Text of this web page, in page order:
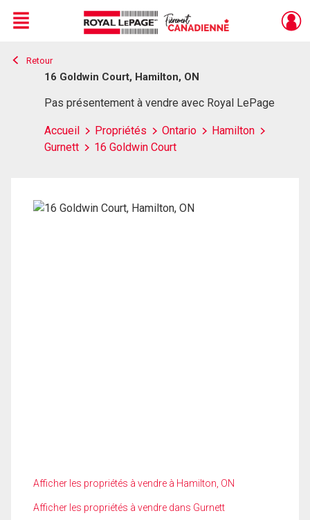
Live
En Direct
Menu
Retour
16 Goldwin Court, Hamilton, ON
Pas présentement à vendre avec Royal LePage
Accueil Propriétés Ontario
Hamilton
Gurnett
16 Goldwin Court
Afficher les propriétés à vendre à Hamilton, ON
Afficher les propriétés à vendre dans Gurnett